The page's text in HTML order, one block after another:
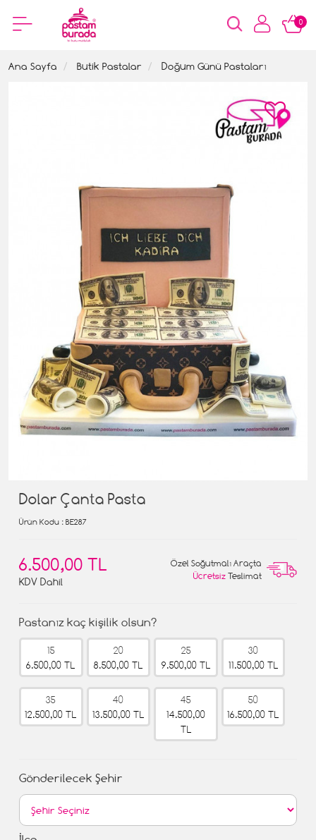
0
Ana Sayfa Butik Pastalar Doğum Günü Pastaları
Dolar Çanta Pasta
Ürün Kodu : BE287
6.500,00 TL
KDV Dahil
Özel Soğutmalı Araçta
Ücretsiz Teslimat
Pastanız kaç kişilik olsun?
15
6.500,00 TL
20
8.500,00 TL
25
9.500,00 TL
30
11.500,00 TL
35
12.500,00 TL
40
13.500,00 TL
45
14.500,00
TL
50
16.500,00 TL
Gönderilecek Şehir